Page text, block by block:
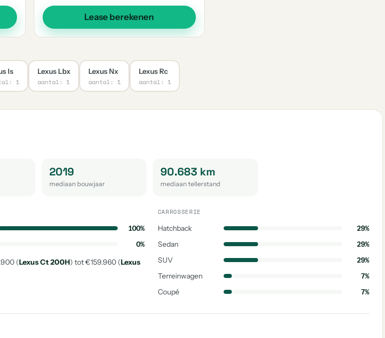
Lease berekenen
Is
1
Lexus Lbx
aantal: 1
Lexus Nx
aantal: 1
Lexus Rc
aantal: 1
2019
mediaan bouwjaar
90.683 km
mediaan tellerstand
100%
0%
(Lexus Ct 200H) tot €159.960 (Lexus
CARROSSERIE
Hatchback
29%
Sedan
29%
SUV
29%
Terreinwagen
7%
Coupé
7%